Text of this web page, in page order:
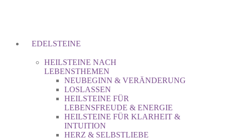
EDELSTEINE
HEILSTEINE NACH
LEBENSTHEMEN
NEUBEGINN & VERÄNDERUNG
LOSLASSEN
HEILSTEINE FÜR
LEBENSFREUDE & ENERGIE
HEILSTEINE FÜR KLARHEIT &
INTUITION
HERZ & SELBSTLIEBE